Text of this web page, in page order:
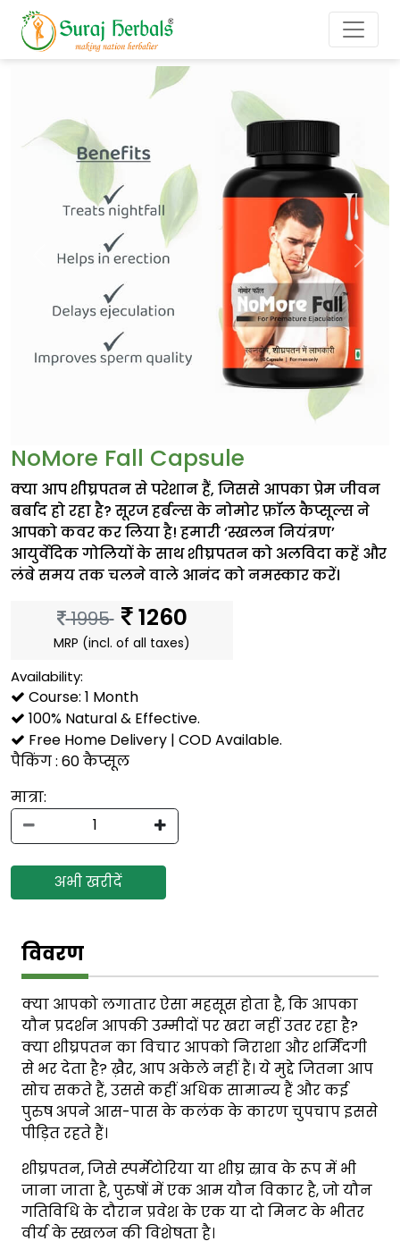
Previous Next
NoMore Fall Capsule
क्या आप शीघ्रपतन से परेशान हैं, जिससे आपका प्रेम जीवन
बर्बाद हो रहा है? सूरज हर्बल्स के नोमोर फ़ॉल कैप्सूल्स ने
आपको कवर कर लिया है! हमारी ‘स्खलन नियंत्रण’
आयुर्वेदिक गोलियों के साथ शीघ्रपतन को अलविदा कहें और
लंबे समय तक चलने वाले आनंद को नमस्कार करें।
1995 1260
MRP (incl. of all taxes)
Availability:
Course: 1 Month
100% Natural & Effective.
Free Home Delivery | COD Available.
पैकिंग : 60 कैप्सूल
मात्रा:
अभी खरीदें
विवरण
क्या आपको लगातार ऐसा महसूस होता है, कि आपका
यौन प्रदर्शन आपकी उम्मीदों पर खरा नहीं उतर रहा है?
क्या शीघ्रपतन का विचार आपको निराशा और शर्मिंदगी
से भर देता है? ख़ैर, आप अकेले नहीं हैं। ये मुद्दे जितना आप
सोच सकते हैं, उससे कहीं अधिक सामान्य हैं और कई
पुरुष अपने आस-पास के कलंक के कारण चुपचाप इससे
पीड़ित रहते हैं।
शीघ्रपतन, जिसे स्पर्मेटोरिया या शीघ्र स्राव के रूप में भी
जाना जाता है, पुरुषों में एक आम यौन विकार है, जो यौन
गतिविधि के दौरान प्रवेश के एक या दो मिनट के भीतर
वीर्य के स्खलन की विशेषता है।